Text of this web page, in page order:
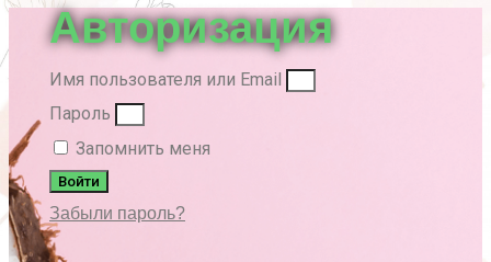
Авторизация
Имя пользователя или Email
Пароль
Запомнить меня
Войти
Забыли пароль?